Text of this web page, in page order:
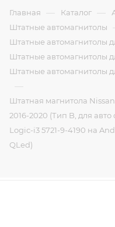
Главная — Каталог —
Штатные автомагнитолы
Штатные автомагнитолы
Штатные автомагнитолы
Штатные автомагнитолы
—
Штатная магнитола
2016-2020 (Тип B, для
Logic-i3 5721-9-4190 на
QLed)